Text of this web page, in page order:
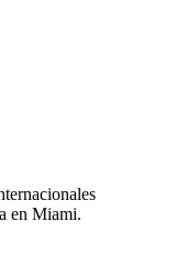
en Miami.